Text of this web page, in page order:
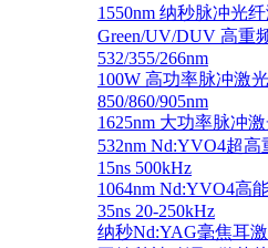
1550nm 纳秒脉冲光
Green/UV/DUV 高重
532/355/266nm
100W 高功率脉冲激
850/860/905nm
1625nm 大功率脉冲
532nm Nd:YVO4超
15ns 500kHz
1064nm Nd:YVO4高
35ns 20-250kHz
纳秒Nd:YAG毫焦耳